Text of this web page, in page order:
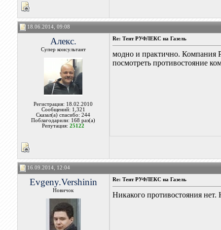
18.06.2014, 09:08
Алекс.
Супер консультант
Регистрация: 18.02.2010
Сообщений: 1,321
Сказал(а) спасибо: 244
Поблагодарили: 168 раз(а)
Репутация:25122
Re: Тент РУФЛЕКС на Газель
модно и практично. Компания
посмотреть противостояние
16.09.2014, 12:04
Evgeny.Vershinin
Новичок
Re: Тент РУФЛЕКС на Газель
Никакого противостояния